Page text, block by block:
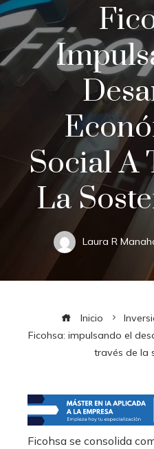
Social A
La
Laura R
Inicio
Ficohsa: impulsando el
través de la
Ficohsa se consolida